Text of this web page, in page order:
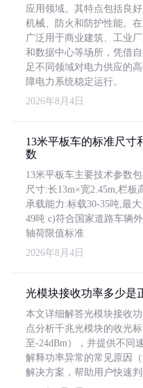
应用领域。其特点包括良好
机械、防火和防护性能。在
广泛用于商业建筑、工业
和数据中心等场所，凭借
足不同领域对电力供应的
障电力系统稳定运行。
2026年8月4日
13米平板车的标准尺寸
数
13米平板车主要技术参数
尺寸:长13m×宽2.45m,栏板
承载能力:标载30-35吨,最
49吨 c)符合国家道路车辆
轴荷限值标准
2026年8月4日
光模块接收功率多少是
本文详细解答光模块接收
点分析千兆光模块的收光
至-24dBm），并提供不同
解释功率异常的常见原因
解决方案，帮助用户快速判